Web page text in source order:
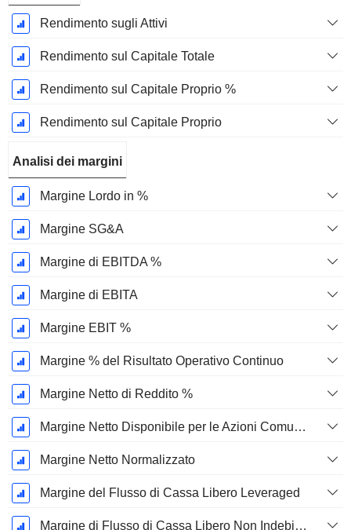
Dicembre
Rendimento sugli Attivi
Rendimento sul Capitale Totale
Rendimento sul Capitale Proprio %
Rendimento sul Capitale Proprio
Analisi dei margini
Margine Lordo in %
Margine SG&A
Margine di EBITDA %
Margine di EBITA
Margine EBIT %
Margine % del Risultato Operativo Continuo
Margine Netto di Reddito %
Margine Netto Disponibile per le Azioni Comuni %
Margine Netto Normalizzato
Margine del Flusso di Cassa Libero Leveraged
Margine di Flusso di Cassa Libero Non Indebitato